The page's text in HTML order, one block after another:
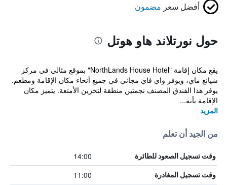
أفضل سعر مضمون
حول نورتلاند هاو هوتل
يقع مكان إقامة "NorthLands House Hotel" بموقع مثالي في مركز
شيانغ ماي، ويوفر واي فاي مجاني في جميع أنحاء مكان الإقامة ومطعم.
يوفر هذا الفندق المصنف نجمتين منطقة لتخزين الأمتعة. يتميز مكان
الإقامة بأنه...
المزيد
من الجيد أن تعلم
وقت تسجيل الصعود للطائرة 14:00
وقت تسجيل المغادرة 11:00